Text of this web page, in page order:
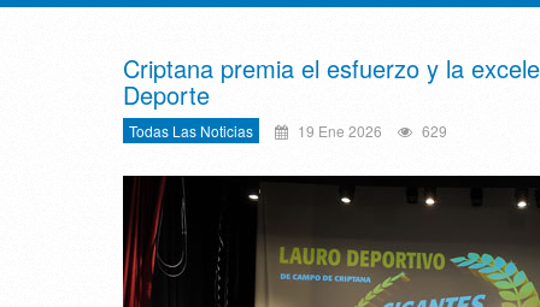
Criptana premia el esfuerzo y la
Deporte
Todas Las Noticias 19 Ene 2026 629